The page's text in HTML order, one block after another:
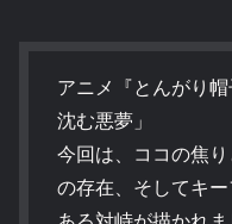
アニメ『とんがり
沈む悪夢」
今回は、ココの焦
の存在、そしてキ